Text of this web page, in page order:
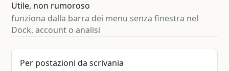
Utile, non rumoroso
funziona dalla barra dei menu senza finestra nel
Dock, account o analisi
Per postazioni da scrivania